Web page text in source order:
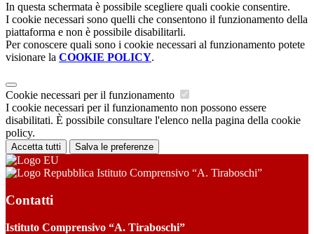
In questa schermata è possibile scegliere quali cookie consentire.
I cookie necessari sono quelli che consentono il funzionamento della
piattaforma e non è possibile disabilitarli.
Per conoscere quali sono i cookie necessari al funzionamento potete
visionare la COOKIE POLICY.
Cookie necessari per il funzionamento
I cookie necessari per il funzionamento non possono essere
disabilitati. È possibile consultare l'elenco nella pagina della cookie
policy.
Accetta tutti Salva le preferenze
Istituto Comprensivo “A. Tiraboschi”
Contatti
Istituto Comprensivo “A. Tiraboschi”